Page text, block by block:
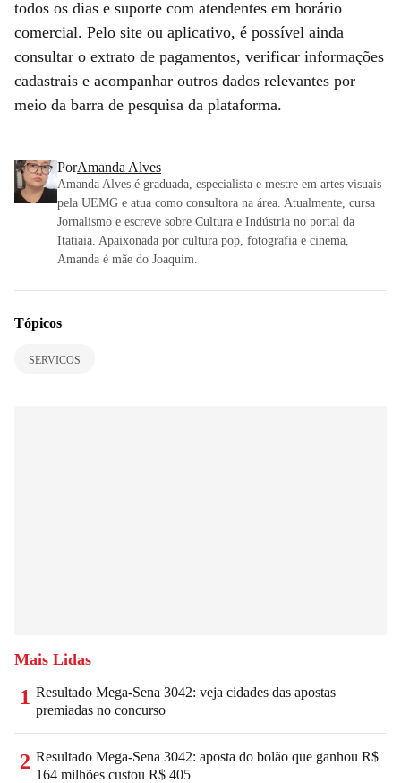
todos os dias e suporte com atendentes em horário
comercial. Pelo site ou aplicativo, é possível ainda
consultar o extrato de pagamentos, verificar informações
cadastrais e acompanhar outros dados relevantes por
meio da barra de pesquisa da plataforma.
PorAmanda Alves
Amanda Alves é graduada, especialista e mestre em artes visuais
pela UEMG e atua como consultora na área. Atualmente, cursa
Jornalismo e escreve sobre Cultura e Indústria no portal da
Itatiaia. Apaixonada por cultura pop, fotografia e cinema,
Amanda é mãe do Joaquim.
Tópicos
SERVICOS
Mais Lidas
1 Resultado Mega-Sena 3042: veja cidades das apostas
premiadas no concurso
2 Resultado Mega-Sena 3042: aposta do bolão que ganhou R$
164 milhões custou R$ 405